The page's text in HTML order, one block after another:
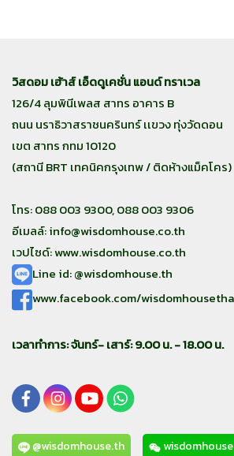
วิสดอม เฮ้าส์ เอ็ดดูเคชั่น แอนด์ ทราเวล
126/4 ลุมพินีเพลส สาทร อาคาร B
ถนน นราธิวาสราชนครินทร์ เเขวง ทุ่งวัดดอน
เขต สาทร กทม 10120
(สถานี BRT เทคนิคกรุงเทพ / ติดห้างแม็คโคร)
โทร: 088 003 9300, 088 003 9306
อีเมลล์:info@wisdomhouse.co.th
เวปไซด์: www.wisdomhouse.co.th
Line id: @wisdomhouse.th
www.facebook.com/
เวลาทำการ: จันทร์- เสาร์: 9.00 น. - 18.00 น.
@wisdomhouse.th